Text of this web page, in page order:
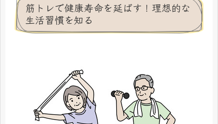
筋トレで健康寿命を延ばす！理想的な
生活習慣を知る